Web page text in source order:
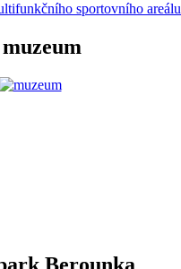
sportovního areálu
Berounka